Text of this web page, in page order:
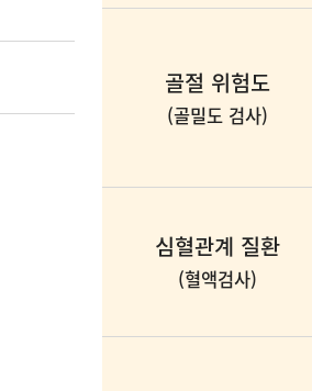
골절 위험도
(골밀도 검사)
심혈관계 질환
(혈액검사)